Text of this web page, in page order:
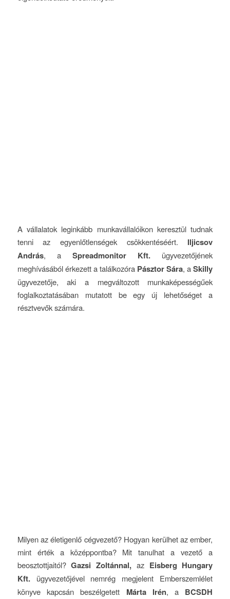
A vállalatok leginkább munkavállalóikon keresztül tudnak
tenni az egyenlőtlenségek csökkentéséért. Iljicsov
András, a Spreadmonitor Kft. ügyvezetőjének
meghívásából érkezett a találkozóra Pásztor Sára, aSkilly
ügyvezetője, aki a megváltozott munkaképességűek
foglalkoztatásában mutatott be egy új lehetőséget a
résztvevők számára.
Milyen az életigenlő cégvezető? Hogyan kerülhet az ember,
mint érték a középpontba? Mit tanulhat a vezető a
beosztottjaitól?Gazsi Zoltánnal, az Eisberg Hungary
Kft.ügyvezetőjével nemrég megjelent Emberszemlélet
könyve kapcsán beszélgetett Márta Irén, a BCSDH